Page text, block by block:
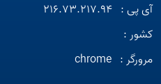
آی پی : 216.73.217.94
کشور :
مرورگر : chrome